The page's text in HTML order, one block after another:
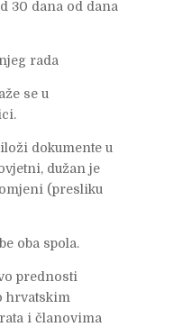
30 dana od dana
rada
se u
dokumente u
dužan je
(presliku
oba spola.
prednosti
hrvatskim
i članovima